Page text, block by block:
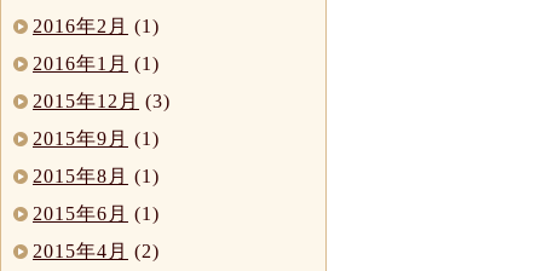
2016年2月 (1)
2016年1月 (1)
2015年12月 (3)
2015年9月 (1)
2015年8月 (1)
2015年6月 (1)
2015年4月 (2)